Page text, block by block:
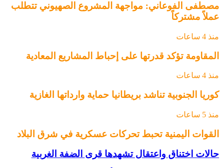
مصطفى الفوعاني: مواجهة المشروع الصهيوني تتطلب
عملاً مشتركاً
منذ 4 ساعات
المقاومة تؤكد قدرتها على إحباط المشاريع المعادية
منذ 4 ساعات
كوريا الجنوبية تناشد بريطانيا حماية وارداتها الغازية
منذ 5 ساعات
القوات اليمنية تحبط تحركات عسكرية في شرق البلاد
حالات اختناق واعتقال تشهدها قرى الضفة الغربية